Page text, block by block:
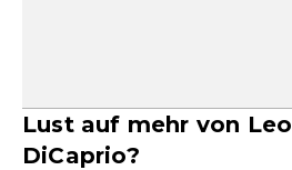
Lust auf mehr von
DiCaprio?